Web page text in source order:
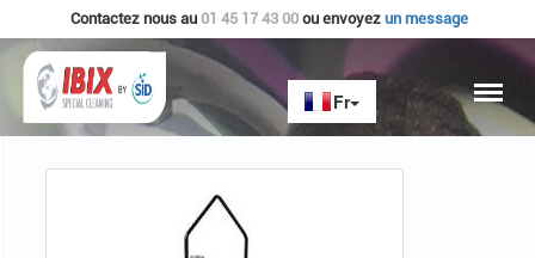
Contactez nous au 01 45 17 43 00ou envoyez un message
Accueil IBIX - MATERIELS